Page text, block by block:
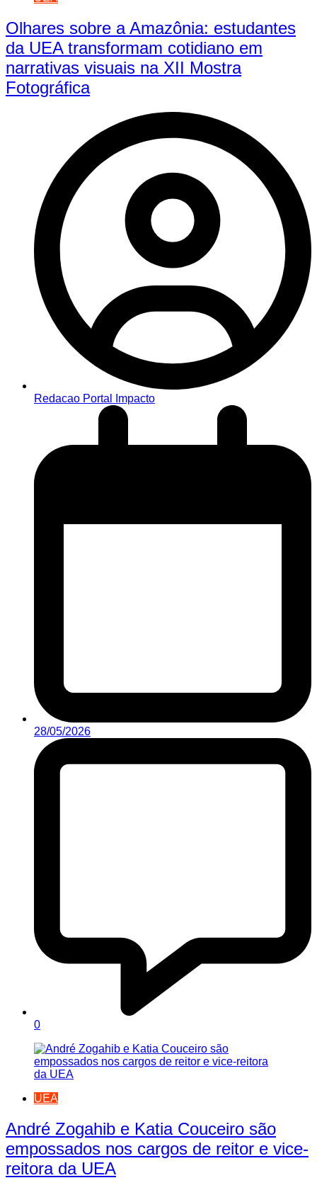
Olhares sobre a Amazônia: estudantes
da UEA transformam cotidiano em
narrativas visuais na XII Mostra
Fotográfica
Redacao Portal Impacto
28/05/2026
0
UEA
André Zogahib e Katia Couceiro são
empossados nos cargos de reitor e vice-
reitora da UEA